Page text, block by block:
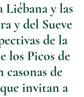
Liébana y las
y del Sueve
de la
los Picos de
casonas de
invitan a